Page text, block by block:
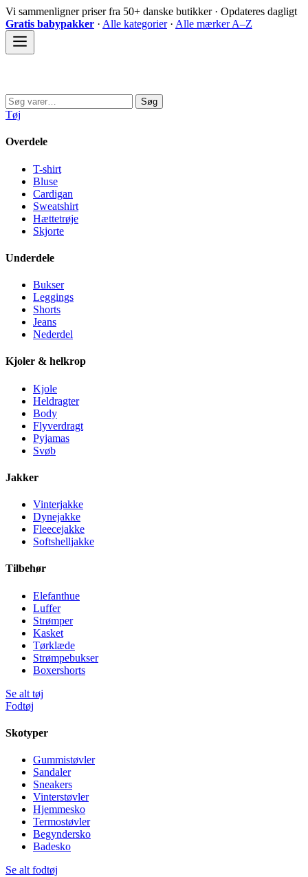
Spring
til
indhold
Vi sammenligner priser fra 50+ danske butikker · Opdateres dagligt
Gratis babypakker · Alle kategorier· Alle mærker A–Z
Søg
efter:
Søg
Tøj
Overdele
T-shirt
Bluse
Cardigan
Sweatshirt
Hættetrøje
Skjorte
Underdele
Bukser
Leggings
Shorts
Jeans
Nederdel
Kjoler & helkrop
Kjole
Heldragter
Body
Flyverdragt
Pyjamas
Svøb
Jakker
Vinterjakke
Dynejakke
Fleecejakke
Softshelljakke
Tilbehør
Elefanthue
Luffer
Strømper
Kasket
Tørklæde
Strømpebukser
Boxershorts
Se alt tøj
Fodtøj
Skotyper
Gummistøvler
Sandaler
Sneakers
Vinterstøvler
Hjemmesko
Termostøvler
Begyndersko
Badesko
Se alt fodtøj